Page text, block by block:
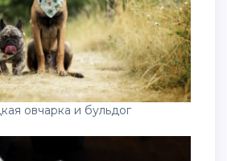
овчарка и бульдог